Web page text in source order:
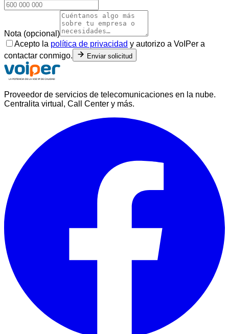
Nota (opcional)
Acepto la política de privacidad y autorizo a VoIPer a
contactar conmigo.
Enviar solicitud
Proveedor de servicios de telecomunicaciones en la nube.
Centralita virtual, Call Center y más.